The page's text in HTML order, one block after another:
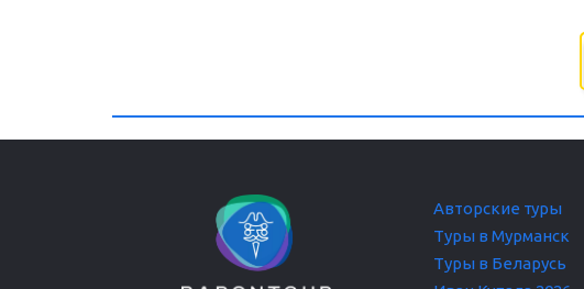
Авторские туры
Туры в Мурманск
Туры в Беларусь